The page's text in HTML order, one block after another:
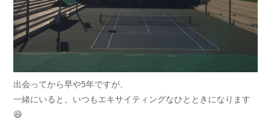
出会ってから早や5年ですが、
一緒にいると、いつもエキサイティングなひとときになります
😆